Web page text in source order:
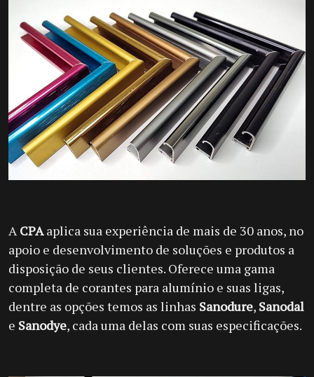
ACPAaplica sua experiência de mais de 30 anos, no
apoio e desenvolvimento de soluções e produtos a
disposição de seus clientes. Oferece uma gama
completa de corantes para alumínio e suas ligas,
dentre as opções temos as linhas Sanodure, Sanodal
e Sanodye, cada uma delas com suas especificações.